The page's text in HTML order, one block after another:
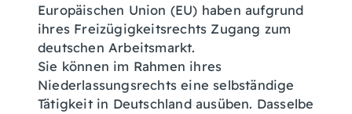
Europäischen Union (EU) haben aufgrund
ihres Freizügigkeitsrechts Zugang zum
deutschen Arbeitsmarkt.
Sie können im Rahmen ihres
Niederlassungsrechts eine selbständige
Tätigkeit in Deutschland ausüben. Dasselbe